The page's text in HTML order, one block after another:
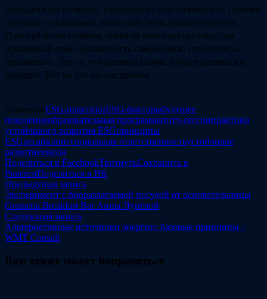
гражданскую позицию, социальную ответственность, поэтому
проекты с социальной повесткой очень приветствуются.
Помогай более слабому, помогай менее ресурсному, сам
прокачивай свою адекватность самооценки, способность
переживать. Это то, что ценится сейчас и будет цениться в
будущем. Вот на это мы настроены.
ОтмеченоESG-практикиESG-факторыбудущее
поколениеобразовательная программапитч-сессиипрактики
устойчивого развития ESGпринципы
ESGресайклингсоциальная ответственностьустойчивое
развитиешкола
Поделиться в FacebookТвитнутьСохранить в
PinterestПоделиться в ВК
Навигация
по
записям
Предыдущая записьПредыдущая
запись:
Эксперимент с биоразлагаемой посудой от основательницы
Grasseria Breakfast Bar Анны Лунёвой
Следующая записьСледующая
запись:
Альтернативные источники энергии: базовые принципы –
WMT Consult
Вам также может понравиться